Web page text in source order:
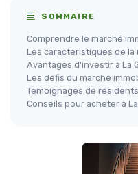
SOMMAIRE
Comprendre le marché
Les caractéristiques de
Avantages d'investir à La
Les défis du marché
Témoignages de
Conseils pour acheter à